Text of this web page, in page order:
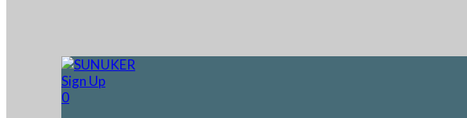
Sign Up
0